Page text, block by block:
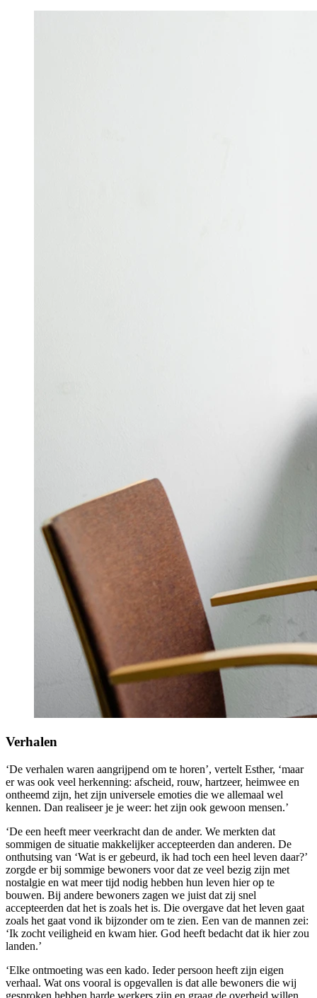
Verhalen
‘De verhalen waren aangrijpend om te horen’, vertelt Esther, ‘maar
er was ook veel herkenning: afscheid, rouw, hartzeer, heimwee en
ontheemd zijn, het zijn universele emoties die we allemaal wel
kennen. Dan realiseer je je weer: het zijn ook gewoon mensen.’
‘De een heeft meer veerkracht dan de ander. We merkten dat
sommigen de situatie makkelijker accepteerden dan anderen. De
onthutsing van ‘Wat is er gebeurd, ik had toch een heel leven daar?’
zorgde er bij sommige bewoners voor dat ze veel bezig zijn met
nostalgie en wat meer tijd nodig hebben hun leven hier op te
bouwen. Bij andere bewoners zagen we juist dat zij snel
accepteerden dat het is zoals het is. Die overgave dat het leven gaat
zoals het gaat vond ik bijzonder om te zien. Een van de mannen zei:
‘Ik zocht veiligheid en kwam hier. God heeft bedacht dat ik hier zou
landen.’
‘Elke ontmoeting was een kado. Ieder persoon heeft zijn eigen
verhaal. Wat ons vooral is opgevallen is dat alle bewoners die wij
gesproken hebben harde werkers zijn en graag de overheid willen